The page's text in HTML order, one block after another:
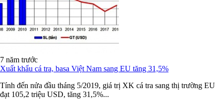
7 năm trước
Xuất khẩu cá tra, basa Việt Nam sang EU tăng 31,5%
Tính đến nửa đầu tháng 5/2019, giá trị XK cá tra sang thị trường EU
đạt 105,2 triệu USD, tăng 31,5%...